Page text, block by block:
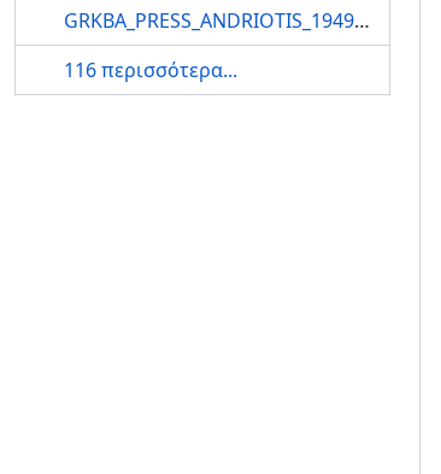
GRKBA_PRESS_ANDRIOTIS_1949_791 - Ανδριώτης
116 περισσότερα...